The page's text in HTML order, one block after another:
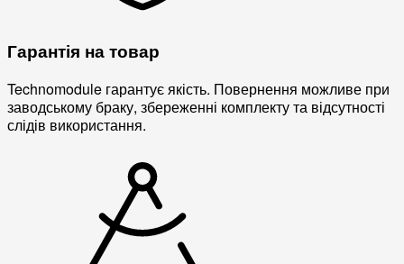
Гарантія на товар
Technomodule гарантує якість. Повернення можливе при
заводському браку, збереженні комплекту та відсутності
слідів використання.